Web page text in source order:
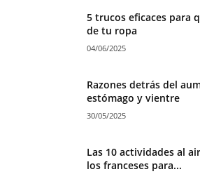
5 trucos eficaces para
de tu ropa
04/06/2025
Razones detrás del
estómago y vientre
30/05/2025
Las 10 actividades al
los franceses para...